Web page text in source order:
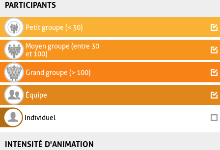
PARTICIPANTS
Petit groupe (< 30)
Moyen groupe (entre 30
et 100)
Grand groupe (> 100)
Équipe
Individuel
INTENSITÉ D'ANIMATION